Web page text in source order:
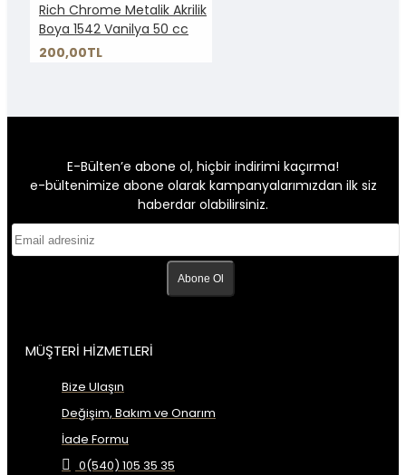
Rich Chrome Metalik Akrilik
Boya 1542 Vanilya 50 cc
200,00TL
E-Bülten’e abone ol, hiçbir indirimi kaçırma!
e-bültenimize abone olarak kampanyalarımızdan ilk siz
haberdar olabilirsiniz.
Abone Ol
MÜŞTERİ HİZMETLERİ
Bize Ulaşın
Değişim, Bakım ve Onarım
İade Formu
0(540) 105 35 35